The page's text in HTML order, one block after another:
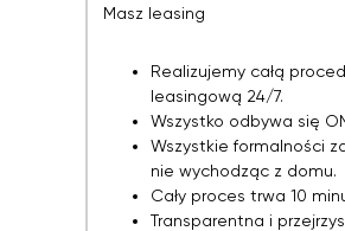
Masz leasing
Realizujemy całą
leasingową 24/7.
Wszystko odbywa się
Wszystkie formalności
nie wychodząc z domu.
Cały proces trwa 10
Transparentna i